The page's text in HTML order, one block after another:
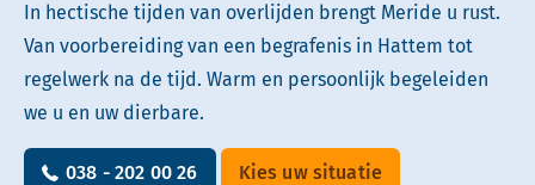
In hectische tijden van overlijden brengt Meride u rust.
Van voorbereiding van een begrafenis in Hattem tot
regelwerk na de tijd. Warm en persoonlijk begeleiden
we u en uw dierbare.
038 - 202 00 26 Kies uw situatie